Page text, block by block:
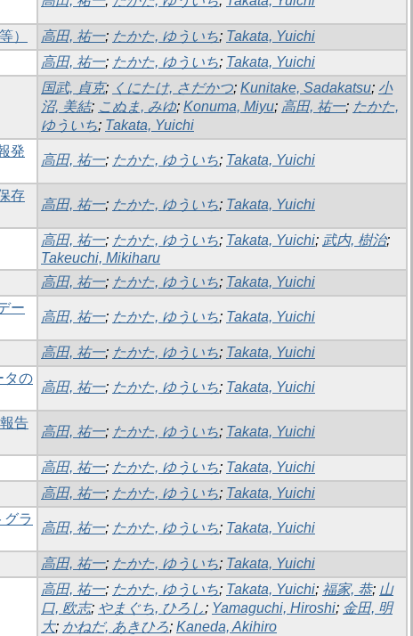
） 高田, 祐一; たかた, ゆういち; Takata, Yuichi
高田, 祐一; たかた, ゆういち; Takata, Yuichi
国武, 貞克; くにたけ, さだかつ; Kunitake, Sadakatsu; 小
沼, 美結; こぬま, みゆ; Konuma, Miyu; 高田, 祐一; たかた,
ゆういち; Takata, Yuichi
発
高田, 祐一; たかた, ゆういち; Takata, Yuichi
存
高田, 祐一; たかた, ゆういち; Takata, Yuichi
高田, 祐一; たかた, ゆういち; Takata, Yuichi; 武内, 樹治;
Takeuchi, Mikiharu
高田, 祐一; たかた, ゆういち; Takata, Yuichi
ー
高田, 祐一; たかた, ゆういち; Takata, Yuichi
高田, 祐一; たかた, ゆういち; Takata, Yuichi
タの
高田, 祐一; たかた, ゆういち; Takata, Yuichi
告
高田, 祐一; たかた, ゆういち; Takata, Yuichi
高田, 祐一; たかた, ゆういち; Takata, Yuichi
高田, 祐一; たかた, ゆういち; Takata, Yuichi
ラ
高田, 祐一; たかた, ゆういち; Takata, Yuichi
高田, 祐一; たかた, ゆういち; Takata, Yuichi
高田, 祐一; たかた, ゆういち; Takata, Yuichi; 福家, 恭; 山
口, 欧志; やまぐち, ひろし; Yamaguchi, Hiroshi; 金田, 明
大; かねだ, あきひろ; Kaneda, Akihiro